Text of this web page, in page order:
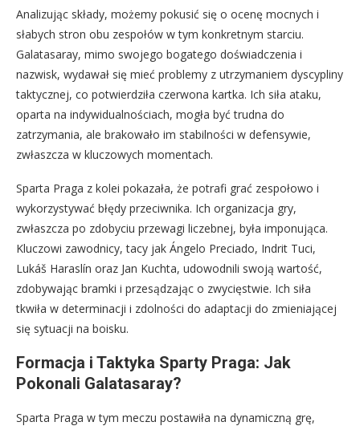
Analizując składy, możemy pokusić się o ocenę mocnych i
słabych stron obu zespołów w tym konkretnym starciu.
Galatasaray, mimo swojego bogatego doświadczenia i
nazwisk, wydawał się mieć problemy z utrzymaniem dyscypliny
taktycznej, co potwierdziła czerwona kartka. Ich siła ataku,
oparta na indywidualnościach, mogła być trudna do
zatrzymania, ale brakowało im stabilności w defensywie,
zwłaszcza w kluczowych momentach.
Sparta Praga z kolei pokazała, że potrafi grać zespołowo i
wykorzystywać błędy przeciwnika. Ich organizacja gry,
zwłaszcza po zdobyciu przewagi liczebnej, była imponująca.
Kluczowi zawodnicy, tacy jak Ángelo Preciado, Indrit Tuci,
Lukáš Haraslín oraz Jan Kuchta, udowodnili swoją wartość,
zdobywając bramki i przesądzając o zwycięstwie. Ich siła
tkwiła w determinacji i zdolności do adaptacji do zmieniającej
się sytuacji na boisku.
Formacja i Taktyka Sparty Praga: Jak
Pokonali Galatasaray?
Sparta Praga w tym meczu postawiła na dynamiczną grę,